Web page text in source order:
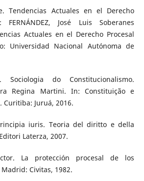
Tendencias Actuales en el Derecho
José Luis Soberanes
Actuales en el Derecho Procesal
Universidad Nacional Autónoma de
Sociologia do Constitucionalismo.
Regina Martini. In: Constituição e
Curitiba: Juruá, 2016.
iuris. Teoria del diritto e della
Laterza, 2007.
La protección procesal de los
Civitas, 1982.